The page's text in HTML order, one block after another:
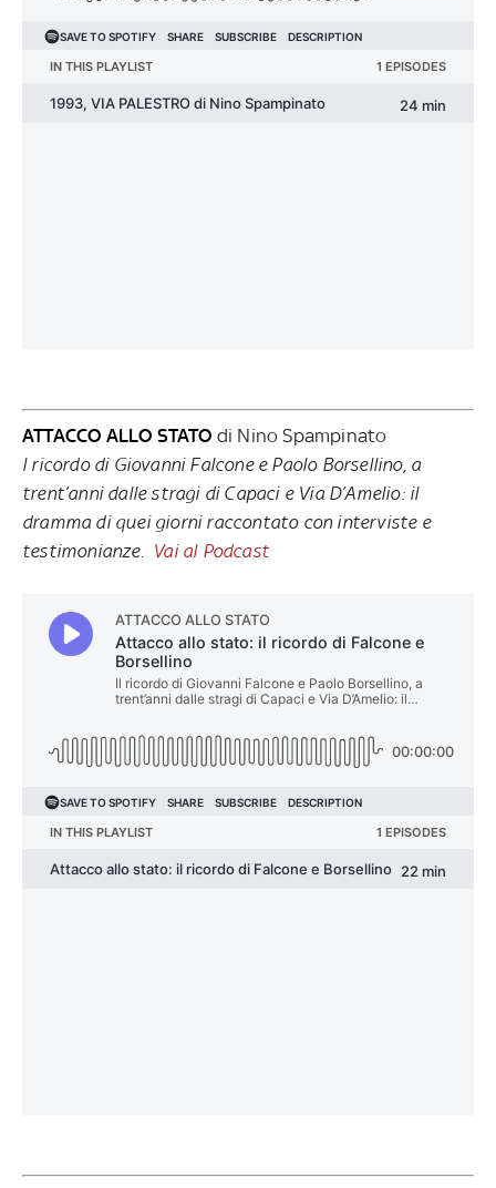
ATTACCO ALLO STATO di Nino Spampinato
l ricordo di Giovanni Falcone e Paolo Borsellino, a
trent’anni dalle stragi di Capaci e Via D’Amelio: il
dramma di quei giorni raccontato con interviste e
testimonianze.
Vai al Podcast